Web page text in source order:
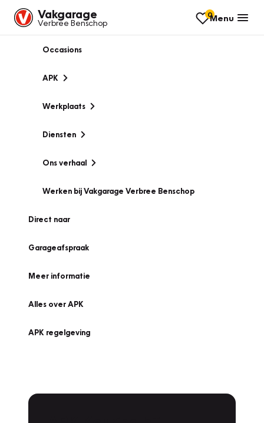
Vakgarage
Verbree Benschop
0Menu
Occasions
APK
Werkplaats
Diensten
Ons verhaal
Werken bij Vakgarage Verbree Benschop
Direct naar
Garageafspraak
Meer informatie
Alles over APK
APK regelgeving